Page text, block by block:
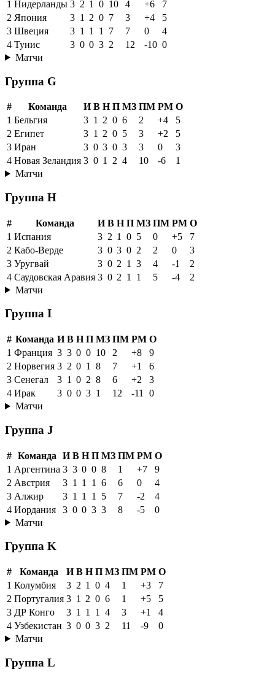
1 Нидерланды 3 2 1 0 10 4 +6
7
2 Япония 3 1 2 0 7 3 +4
5
3 Швеция 3 1 1 1 7 7 0
4
4 Тунис 3 0 0 3 2 12 -10 0
Матчи
Группа G
# Команда И В Н П МЗ ПМ РМ О
1 Бельгия 3 1 2 0 6 2 +4
5
2 Египет 3 1 2 0 5 3 +2
5
3 Иран 3 0 3 0 3 3 0
3
4 Новая Зеландия 3 0 1 2 4 10 -6
1
Матчи
Группа H
# Команда И В Н П МЗ ПМ РМ О
1 Испания 3 2 1 0 5 0 +5
7
2 Кабо-Верде 3 0 3 0 2 2 0
3
3 Уругвай 3 0 2 1 3 4 -1
2
4 Саудовская Аравия 3 0 2 1 1 5 -4
2
Матчи
Группа I
# Команда И В Н П МЗ ПМ РМ О
1 Франция 3 3 0 0 10 2 +8
9
2 Норвегия 3 2 0 1 8 7 +1
6
3 Сенегал 3 1 0 2 8 6 +2
3
4 Ирак 3 0 0 3 1 12 -11
0
Матчи
Группа J
# Команда И В Н П МЗ ПМ РМ О
1 Аргентина 3 3 0 0 8 1 +7
9
2 Австрия 3 1 1 1 6 6 0
4
3 Алжир 3 1 1 1 5 7 -2
4
4 Иордания 3 0 0 3 3 8 -5
0
Матчи
Группа K
# Команда И В Н П МЗ ПМ РМ О
1 Колумбия 3 2 1 0 4 1 +3
7
2 Португалия 3 1 2 0 6 1 +5
5
3 ДР Конго 3 1 1 1 4 3 +1
4
4 Узбекистан 3 0 0 3 2 11 -9
0
Матчи
Группа L